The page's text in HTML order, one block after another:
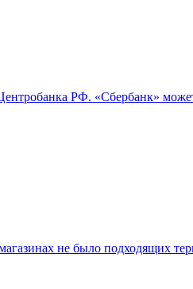
РФ. «Сбербанк»
не было подходящих